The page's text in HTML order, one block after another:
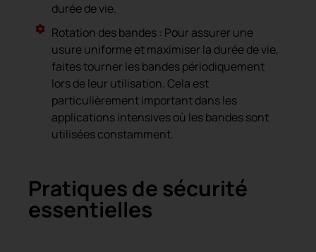
durée de vie.
Rotation des bandes : Pour assurer une
usure uniforme et maximiser la durée de vie,
faites tourner les bandes périodiquement
lors de leur utilisation. Cela est
particulièrement important dans les
applications intensives où les bandes sont
utilisées constamment.
Pratiques de sécurité
essentielles